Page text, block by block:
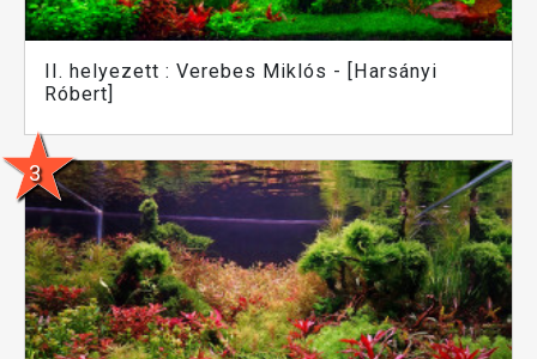
II. helyezett : Verebes Miklós - [Harsányi
Róbert]